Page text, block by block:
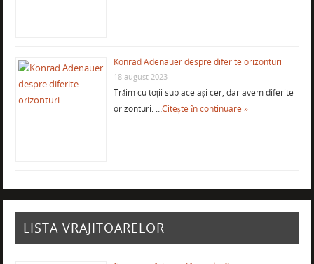
Konrad Adenauer despre diferite orizonturi
18 august 2023
Trăim cu toții sub același cer, dar avem diferite
orizonturi. …Citește în continuare »
LISTA VRAJITOARELOR